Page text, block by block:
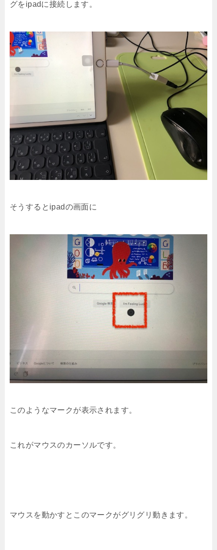
グをipadに接続します。
そうするとipadの画面に
このようなマークが表示されます。
これがマウスのカーソルです。
マウスを動かすとこのマークがグリグリ動きます。